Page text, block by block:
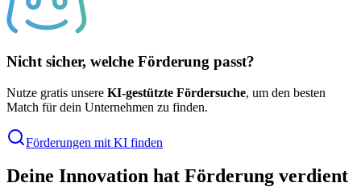
Nicht sicher, welche Förderung passt?
Nutze gratis unsere KI-gestützte Fördersuche, um den besten
Match für dein Unternehmen zu finden.
Förderungen mit KI finden
Deine Innovation hat Förderung verdient